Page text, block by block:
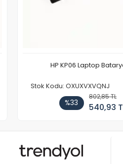
HP KP06 Laptop
Stok Kodu: OXUXVXVQNJ
%33
802,85 TL
540,93